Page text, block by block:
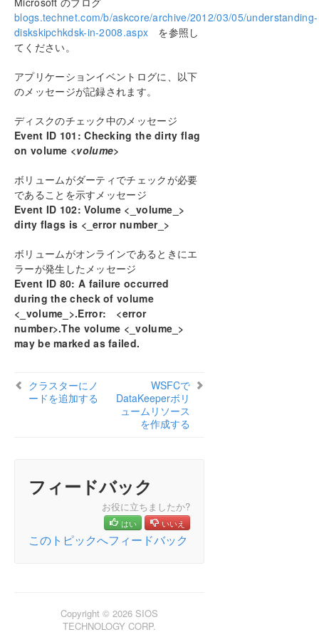
WSFC クラスタを 3 ノード構成に拡張する
DataKeeper により、従来の 2 ノード構成の
WSFC SQL Server クラスタを 3 ノード構成に
従来の 2 ノード構成のクラスタを共有複製構成
に拡張する
DataKeeper Cluster Edition を使用してマルチサ
スプリットブレインに関する事象およびリカバ
リ
N 個の共有 x N 共有構成におけるスイッチオー
Windows Server 2008 R2/2012 Core プラットフ
ォームへ DataKeeper Cluster をインストールし
運用する
非ミラーボリュームリソース
DataKeeper Cluster Edition を使用して、
Windows Server 2008R2 WSFC でマルチサイト
のファイル共有リソースを有効にする
WSFC でその他のサーバリソースを作成する
CLI を使用して複数のターゲットをもつ
DataKeeper 複製ボリュームを作成する方法
よくある質問
DKCE サポートマトリックス
プロダクトライフサイクル
blogs.technet.com/b/askcore/archive/2012/03/05/understanding-
diskskipchkdsk-in-2008.aspx を参照し
てください。
アプリケーションイベントログに、以下
のメッセージが記録されます。
ディスクのチェック中のメッセージ
Event ID 101: Checking the dirty flag
on volume <volume>
ボリュームがダーティでチェックが必要
であることを示すメッセージ
Event ID 102: Volume <_volume_>
dirty flags is <_error number_>
ボリュームがオンラインであるときにエ
ラーが発生したメッセージ
Event ID 80: A failure occurred
during the check of volume
<_volume_>.Error: <error
number>.The volume <_volume_>
may be marked as failed.
クラスターにノ
ードを追加する
WSFCで
DataKeeperボリ
ュームリソース
を作成する
フィードバック
お役に立ちましたか?
はい いいえ
このトピックへフィードバック
Copyright © 2026 SIOS
TECHNOLOGY CORP.